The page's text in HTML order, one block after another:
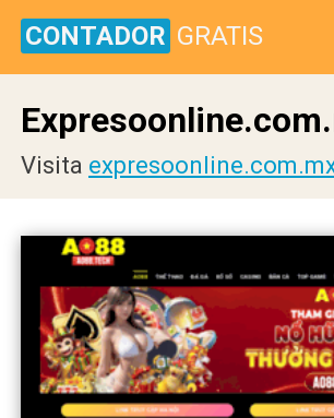
CONTADOR GRATIS
Visita